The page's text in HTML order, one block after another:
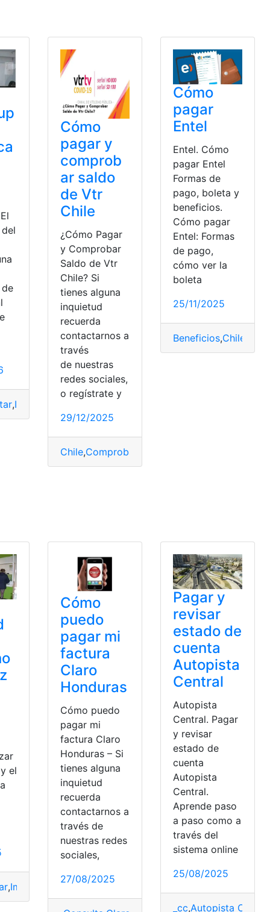
,Impuesto
Cómo
pagar y
comprob
ar saldo
de Vtr
Chile
¿Cómo Pagar
y Comprobar
Saldo de Vtr
Chile? Si
tienes alguna
inquietud
recuerda
contactarnos a
través
de nuestras
redes sociales,
o regístrate y
29/12/2025
Chile,Comprobar
Cómo
pagar
Entel
Entel. Cómo
pagar Entel
Formas de
pago, boleta y
beneficios.
Cómo pagar
Entel: Formas
de pago,
cómo ver la
boleta
25/11/2025
Beneficios,Chile
el
,Impuesto método ,México
Cómo
puedo
pagar mi
factura
Claro
Honduras
Cómo puedo
pagar mi
factura Claro
Honduras – Si
tienes alguna
inquietud
recuerda
contactarnos a
través de
nuestras redes
sociales,
27/08/2025
Pagar y
revisar
estado de
cuenta
Autopista
Central
Autopista
Central. Pagar
y revisar
estado de
cuenta
Autopista
Central.
Aprende paso
a paso como a
través del
sistema online
25/08/2025
_cc,Autopista Central